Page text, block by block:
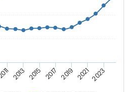
2013 2015 2017 2019 2021 2023